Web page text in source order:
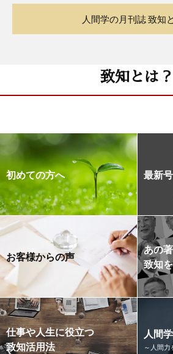
人間学の月刊誌 致知
致知とは？
初めての方へ 最新
お客様からの声
あの
致知
仕事や人生に役立つ
致知活用法
人間
～人間